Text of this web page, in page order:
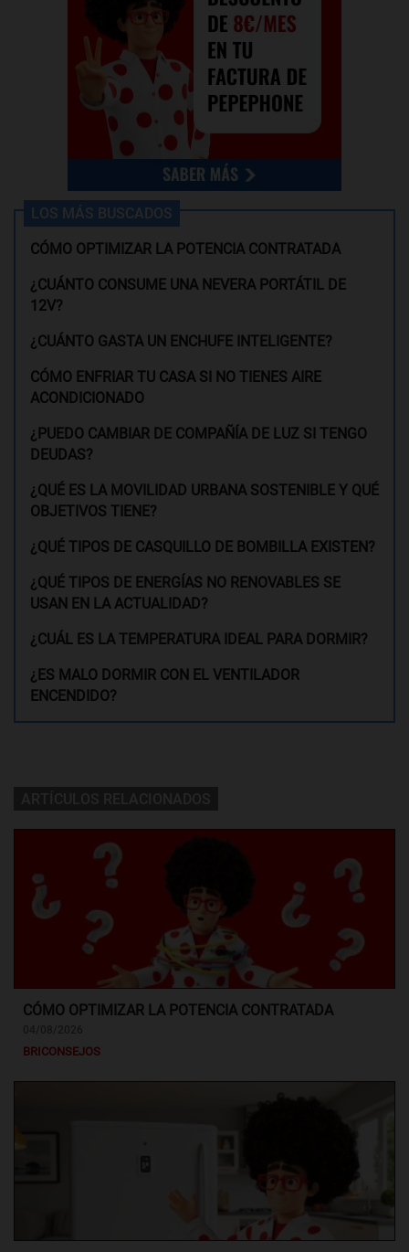
LOS MÁS BUSCADOS
CÓMO OPTIMIZAR LA POTENCIA CONTRATADA
¿CUÁNTO CONSUME UNA NEVERA PORTÁTIL DE
12V?
¿CUÁNTO GASTA UN ENCHUFE INTELIGENTE?
CÓMO ENFRIAR TU CASA SI NO TIENES AIRE
ACONDICIONADO
¿PUEDO CAMBIAR DE COMPAÑÍA DE LUZ SI TENGO
DEUDAS?
¿QUÉ ES LA MOVILIDAD URBANA SOSTENIBLE Y QUÉ
OBJETIVOS TIENE?
¿QUÉ TIPOS DE CASQUILLO DE BOMBILLA EXISTEN?
¿QUÉ TIPOS DE ENERGÍAS NO RENOVABLES SE
USAN EN LA ACTUALIDAD?
¿CUÁL ES LA TEMPERATURA IDEAL PARA DORMIR?
¿ES MALO DORMIR CON EL VENTILADOR
ENCENDIDO?
CÓMO OPTIMIZAR LA POTENCIA CONTRATADA
BRICONSEJOS